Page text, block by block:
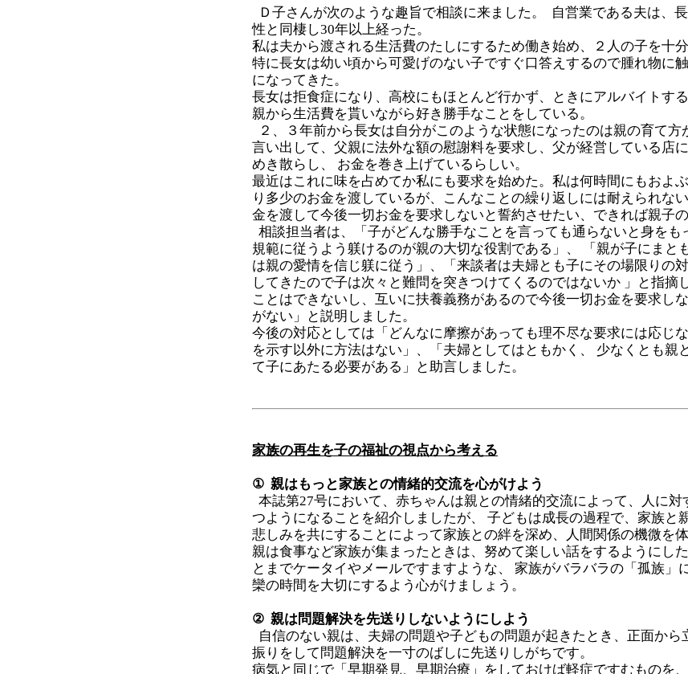
Ｄ子さんが次のような趣旨で相談に来ました。 自営業である夫は、
性と同棲し30年以上経った。
私は夫から渡される生活費のたしにするため働き始め、２人の子を十
特に長女は幼い頃から可愛げのない子ですぐ口答えするので腫れ物に
になってきた。
長女は拒食症になり、高校にもほとんど行かず、ときにアルバイトす
親から生活費を貰いながら好き勝手なことをしている。
２、３年前から長女は自分がこのような状態になったのは親の育て方
言い出して、父親に法外な額の慰謝料を要求し、父が経営している店
めき散らし、 お金を巻き上げているらしい。
最近はこれに味を占めてか私にも要求を始めた。私は何時間にもおよ
り多少のお金を渡しているが、こんなことの繰り返しには耐えられな
金を渡して今後一切お金を要求しないと誓約させたい、できれば親子の
相談担当者は、「子がどんな勝手なことを言っても通らないと身をも
規範に従うよう躾けるのが親の大切な役割である」、 「親が子にまと
は親の愛情を信じ躾に従う」、「来談者は夫婦とも子にその場限りの
してきたので子は次々と難問を突きつけてくるのではないか 」と指摘
ことはできないし、互いに扶養義務があるので今後一切お金を要求し
がない」と説明しました。
今後の対応としては「どんなに摩擦があっても理不尽な要求には応じ
を示す以外に方法はない」、「夫婦としてはともかく、 少なくとも親
て子にあたる必要がある」と助言しました。
家族の再生を子の福祉の視点から考える
① 親はもっと家族との情緒的交流を心がけよう
本誌第27号において、赤ちゃんは親との情緒的交流によって、人に
つようになることを紹介しましたが、 子どもは成長の過程で、家族と
悲しみを共にすることによって家族との絆を深め、人間関係の機微を体
親は食事など家族が集まったときは、努めて楽しい話をするようにし
とまでケータイやメールですますような、 家族がバラバラの「孤族」
欒の時間を大切にするよう心がけましょう。
② 親は問題解決を先送りしないようにしよう
自信のない親は、夫婦の問題や子どもの問題が起きたとき、正面から
振りをして問題解決を一寸のばしに先送りしがちです。
病気と同じで「早期発見、早期治療」をしておけば軽症ですむものを